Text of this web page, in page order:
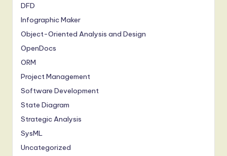
DFD
Infographic Maker
Object-Oriented Analysis and Design
OpenDocs
ORM
Project Management
Software Development
State Diagram
Strategic Analysis
SysML
Uncategorized